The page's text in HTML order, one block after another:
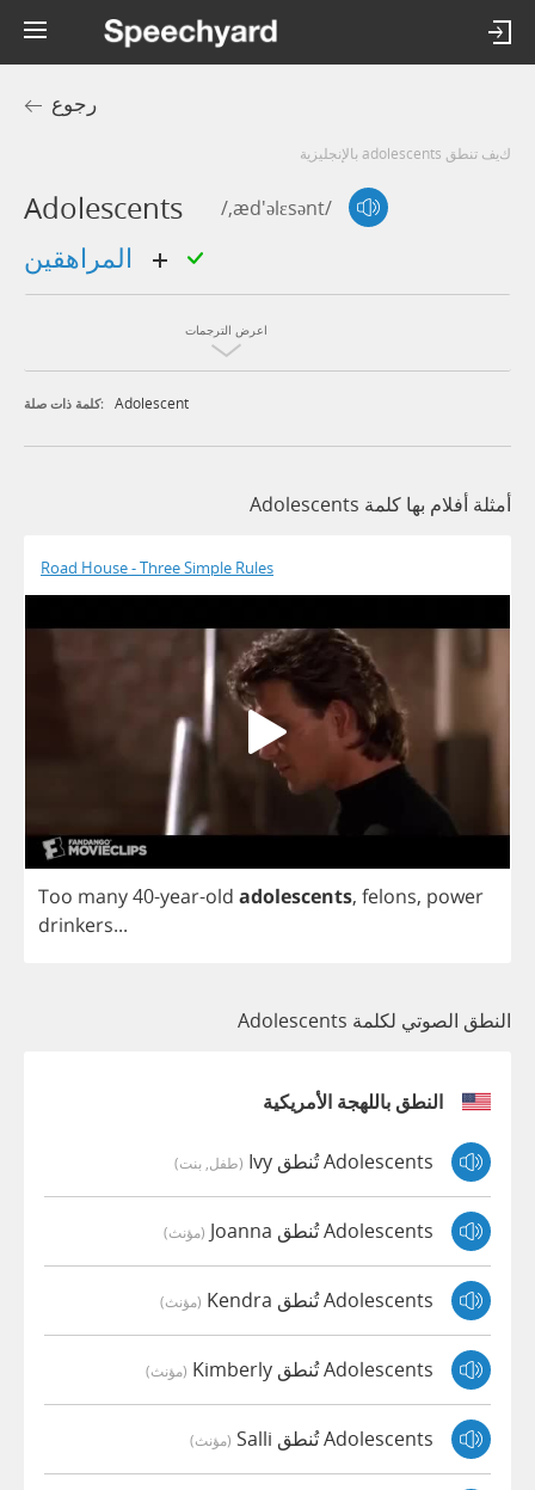
رجوع
كيف تنطق adolescents بالإنجليزية
Adolescents /,æd'əlɛsənt/
اعرض الترجمات
كلمة ذات صلة: Adolescent
أمثلة أفلام بها كلمة Adolescents
Road House - Three Simple Rules
Too many40-year-old adolescents, felons, power
drinkers...
النطق الصوتي لكلمة Adolescents
النطق باللهجة الأمريكية
Adolescents تُنطق Ivy (طفل, بنت)
Adolescents تُنطق Joanna (مؤنث)
Adolescents تُنطق Kendra (مؤنث)
Adolescents تُنطق Kimberly (مؤنث)
Adolescents تُنطق Salli (مؤنث)